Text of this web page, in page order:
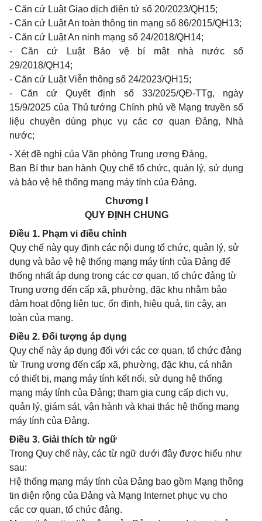
- Căn cứ Luật Giao dịch điện tử số 20/2023/QH15;
- Căn cứ Luật An toàn thông tin mạng số 86/2015/QH13;
- Căn cứ Luật An ninh mạng số 24/2018/QH14;
- Căn cứ Luật Bảo vệ bí mật nhà nước số
29/2018/QH14;
- Căn cứ Luật Viễn thông số 24/2023/QH15;
- Căn cứ Quyết định số 33/2025/QĐ-TTg, ngày
15/9/2025 của Thủ tướng Chính phủ về Mạng truyền số
liệu chuyên dùng phục vụ các cơ quan Đảng, Nhà
nước;
- Xét đề nghị của Văn phòng Trung ương Đảng,
Ban Bí thư ban hành Quy chế tổ chức, quản lý, sử dụng
và bảo vệ hệ thống mạng máy tính của Đảng.
Chương I
QUY ĐỊNH CHUNG
Điều 1. Phạm vi điều chỉnh
Quy chế này quy định các nội dung tổ chức, quản lý, sử
dụng và bảo vệ hệ thống mạng máy tính của Đảng để
thống nhất áp dụng trong các cơ quan, tổ chức đảng từ
Trung ương đến cấp xã, phường, đặc khu nhằm bảo
đảm hoạt động liên tục, ổn định, hiệu quả, tin cậy, an
toàn của mạng.
Điều 2. Đối tượng áp dụng
Quy chế này áp dụng đối với các cơ quan, tổ chức đảng
từ Trung ương đến cấp xã, phường, đặc khu, cá nhân
có thiết bị, mạng máy tính kết nối, sử dụng hệ thống
mạng máy tính của Đảng; tham gia cung cấp dịch vụ,
quản lý, giám sát, vận hành và khai thác hệ thống mạng
máy tính của Đảng.
Điều 3. Giải thích từ ngữ
Trong Quy chế này, các từ ngữ dưới đây được hiểu như
sau:
Hệ thống mạng máy tính của Đảng bao gồm Mạng thông
tin diện rộng của Đảng và Mạng Internet phục vụ cho
các cơ quan, tổ chức đảng.